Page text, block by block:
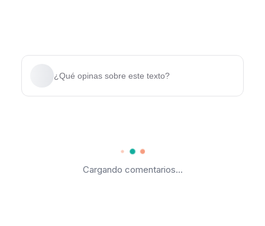
¿Qué opinas sobre este texto?
Cargando comentarios...